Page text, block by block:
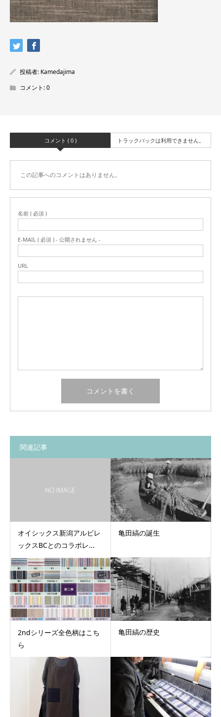
投稿者: Kamedajima
コメント:0
コメント ( 0 ) トラックバックは利用できません。
この記事へのコメントはありません。
名前 ( 必須 )
E-MAIL ( 必須 ) - 公開されません -
URL
関連記事
オイシックス新潟アルビレ
ックスBCとのコラボレ...
亀田縞の誕生
2ndシリーズ全色柄はこち
ら
亀田縞の歴史